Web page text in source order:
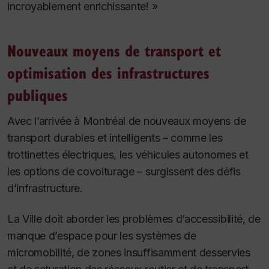
incroyablement enrichissante! »
Nouveaux moyens de transport et
optimisation des infrastructures
publiques
Avec l’arrivée à Montréal de nouveaux moyens de
transport durables et intelligents – comme les
trottinettes électriques, les véhicules autonomes et
les options de covoiturage – surgissent des défis
d’infrastructure.
La Ville doit aborder les problèmes d’accessibilité, de
manque d’espace pour les systèmes de
micromobilité, de zones insuffisamment desservies